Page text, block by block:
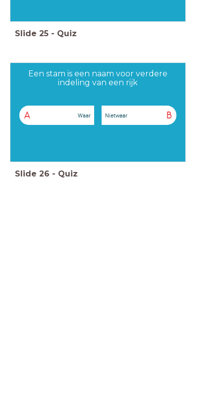
Slide 25 - Quiz
Een stam is een naam voor verdere
indeling van een rijk
A Waar B
Nietwaar
Slide 26 - Quiz